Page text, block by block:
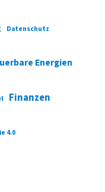
Datenschutz
Energien
Finanzen
4.0